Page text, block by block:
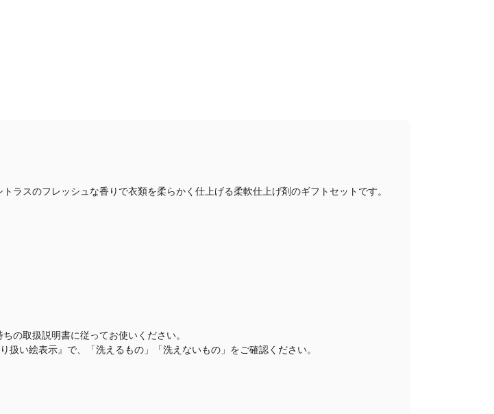
スのフレッシュな香りで衣類を柔らかく仕上げる柔軟仕上げ剤のギフトセットです。
の取扱説明書に従ってお使いください。
い絵表示』で、「洗えるもの」「洗えないもの」をご確認ください。